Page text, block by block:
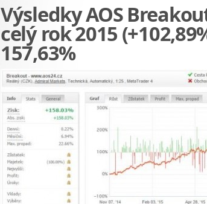
Výsledky AOS
celý rok 2015
157,63%